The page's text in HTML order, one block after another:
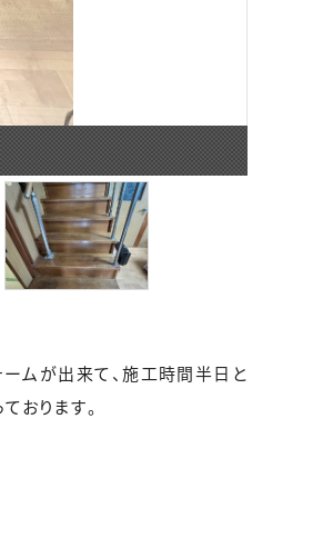
ムが出来て、施工時間半日と
おります。